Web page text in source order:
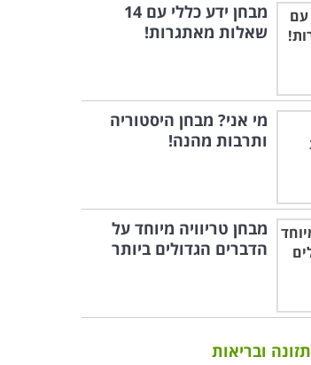
מבחן ידע כללי עם 14
שאלות מאתגרות!
מי אני? מבחן היסטוריה
ותרבות מהנה!
מבחן טריוויה מיוחד על
הדברים הגדולים ביותר
תזונה ובריאות